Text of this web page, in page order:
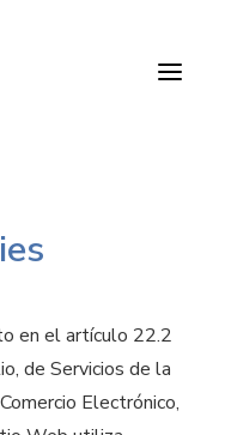
en el artículo 22.2
de Servicios de la
Electrónico,